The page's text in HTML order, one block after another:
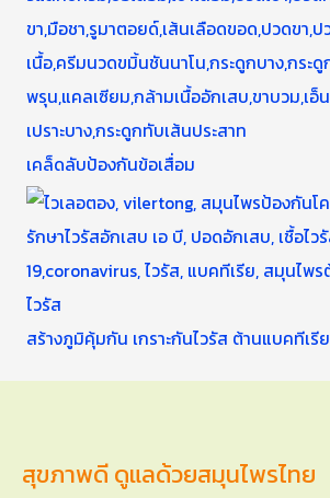
เคล็ดลับป้องกันข้อเสื่อม
สร้างภูมิคุ้มกัน เกราะกันไวรัส ต้านแบคทีเรีย
สุขภาพดี ดูแลด้วยสมุนไพรไทย